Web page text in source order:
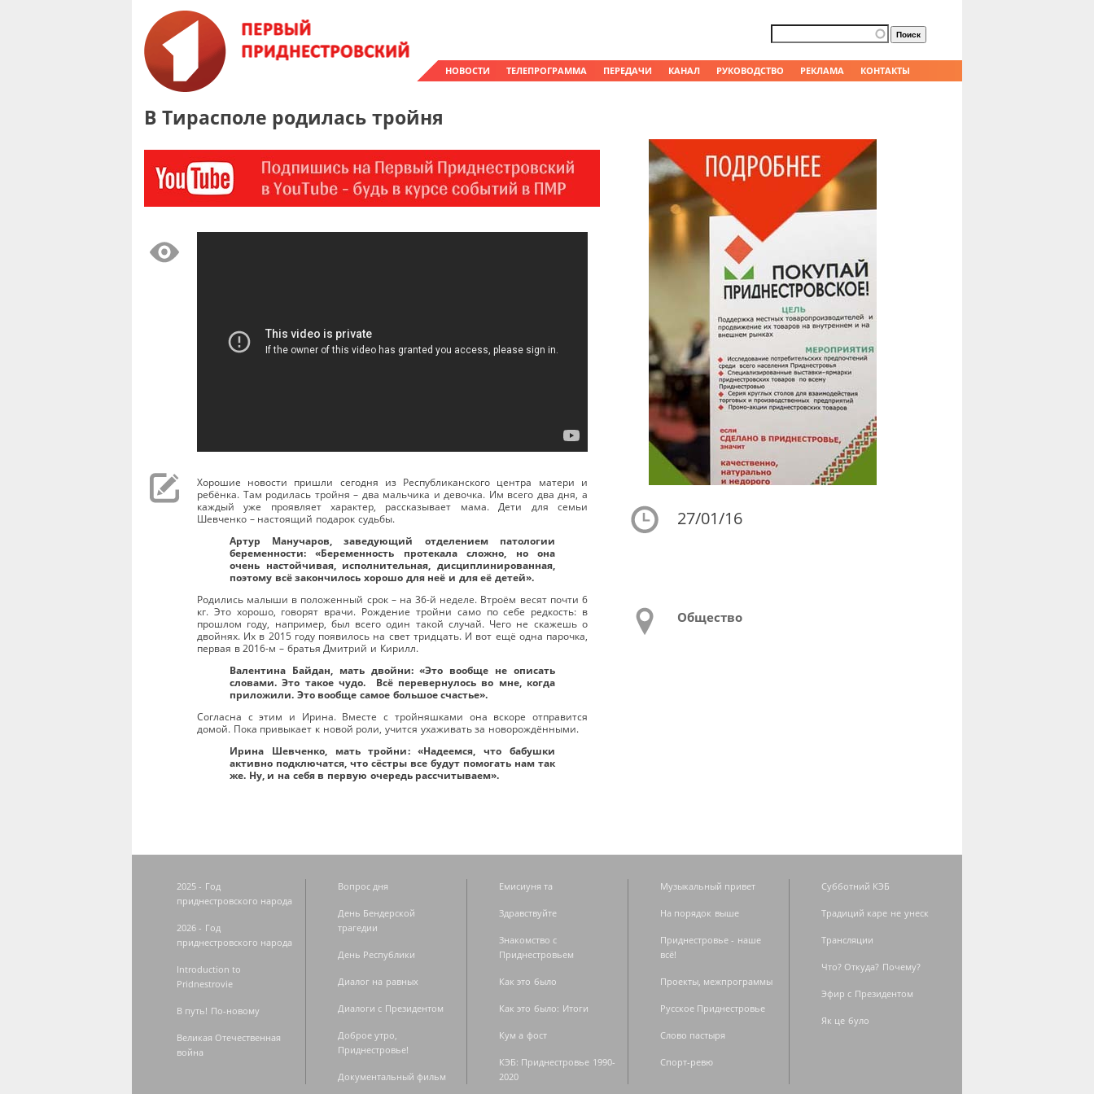
НОВОСТИ ТЕЛЕПРОГРАММА ПЕРЕДАЧИ КАНАЛ РУКОВОДСТВО РЕКЛАМА КОНТАКТЫ
Форма поиска
Поиск
В Тирасполе родилась тройня
Хорошие новости пришли сегодня из Республиканского центра матери и
ребёнка. Там родилась тройня – два мальчика и девочка. Им всего два дня, а
каждый уже проявляет характер, рассказывает мама. Дети для семьи
Шевченко – настоящий подарок судьбы.
Артур Манучаров, заведующий отделением патологии
беременности: «Беременность протекала сложно, но она
очень настойчивая, исполнительная, дисциплинированная,
поэтому всё закончилось хорошо для неё и для её детей».
Родились малыши в положенный срок – на 36-й неделе. Втроём весят почти 6
кг. Это хорошо, говорят врачи. Рождение тройни само по себе редкость: в
прошлом году, например, был всего один такой случай. Чего не скажешь о
двойнях. Их в 2015 году появилось на свет тридцать. И вот ещё одна парочка,
первая в 2016-м – братья Дмитрий и Кирилл.
Валентина Байдан, мать двойни: «Это вообще не описать
словами. Это такое чудо. Всё перевернулось во мне, когда
приложили. Это вообще самое большое счастье».
Согласна с этим и Ирина. Вместе с тройняшками она вскоре отправится
домой. Пока привыкает к новой роли, учится ухаживать за новорождёнными.
Ирина Шевченко, мать тройни: «Надеемся, что бабушки
активно подключатся, что сёстры все будут помогать нам так
же. Ну, и на себя в первую очередь рассчитываем».
27/01/16
Общество
2025 - Год
приднестровского народа
2026 - Год
приднестровского народа
Introduction to
Pridnestrovie
В путь! По-новому
Великая Отечественная
война
Вопрос дня
День Бендерской
трагедии
День Республики
Диалог на равных
Диалоги с Президентом
Доброе утро,
Приднестровье!
Документальный фильм
Емисиуня та
Здравствуйте
Знакомство с
Приднестровьем
Как это было
Как это было: Итоги
Кум а фост
КЭБ: Приднестровье 1990-
2020
Музыкальный привет
На порядок выше
Приднестровье - наше
всё!
Проекты, межпрограммы
Русское Приднестровье
Слово пастыря
Спорт-ревю
Субботний КЭБ
Традиций каре не унеск
Трансляции
Что? Откуда? Почему?
Эфир с Президентом
Як це було